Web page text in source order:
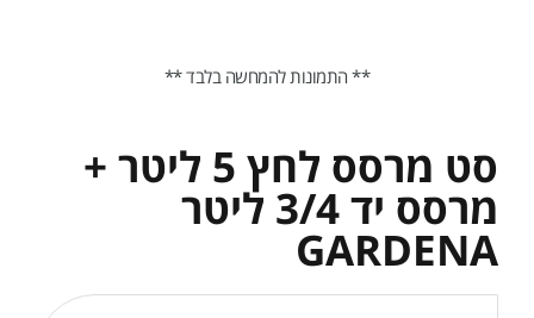
סט מרסס לחץ 5 ליטר +
מרסס יד 3/4 ליטר
GARDENA
** התמונות להמחשה בלבד **